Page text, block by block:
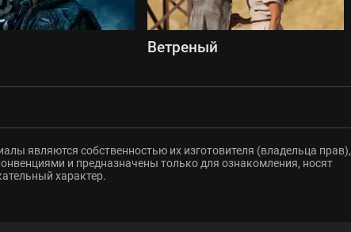
Ветреный
являются собственностью их изготовителя (владельца прав),
и предназначены только для ознакомления, носят
характер.